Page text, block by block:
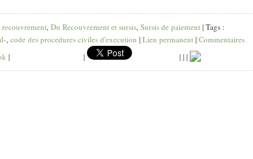
Du Recouvrement et sursis Sursis de paiement | Tags :
code des procedures civiles d'execution | Lien permanent | Commentaires
| | | | |